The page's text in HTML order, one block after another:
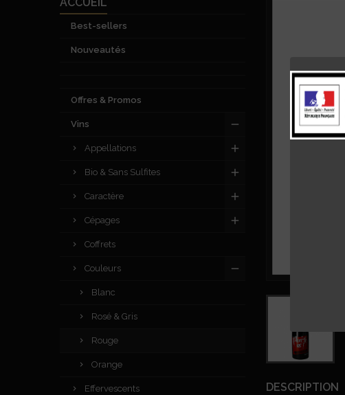
ACCUEIL
Best-sellers
Nouveautés
Offres & Promos
Vins
Appellations
Bio & Sans Sulfites
Caractère
Cépages
Coffrets
Couleurs
Blanc
Rosé & Gris
Rouge
Orange
Effervescents DESCRIPTION